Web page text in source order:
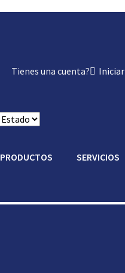
Tienes una cuenta? Iniciar
PRODUCTOS SERVICIOS